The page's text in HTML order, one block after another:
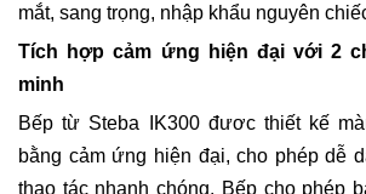
mắt, sang trọng, nhập khẩu nguyên
Tích hợp cảm ứng hiện đại với 2
minh
Bếp từ Steba IK300 đươc thiết kế
bằng cảm ứng hiện đại, cho phép dễ
thao tác nhanh chóng. Bếp cho phép